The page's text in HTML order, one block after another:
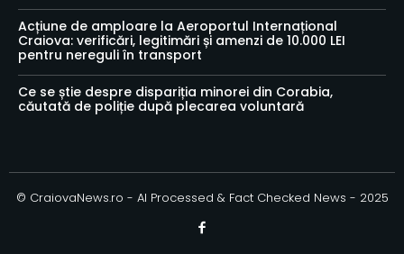
Acțiune de amploare la Aeroportul Internațional
Craiova: verificări, legitimări și amenzi de 10.000 LEI
pentru nereguli în transport
Ce se știe despre dispariția minorei din Corabia,
căutată de poliție după plecarea voluntară
© CraiovaNews.ro - AI Processed & Fact Checked News - 2025